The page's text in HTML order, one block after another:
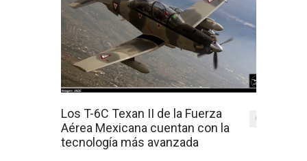
Los T-6C Texan II de la Fuerza
Aérea Mexicana cuentan con la
tecnología más avanzada
0